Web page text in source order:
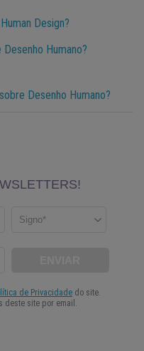
Design?
Humano?
Desenho Humano?